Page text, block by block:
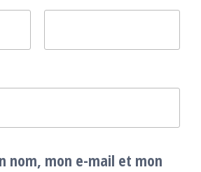
nom, mon e-mail et mon